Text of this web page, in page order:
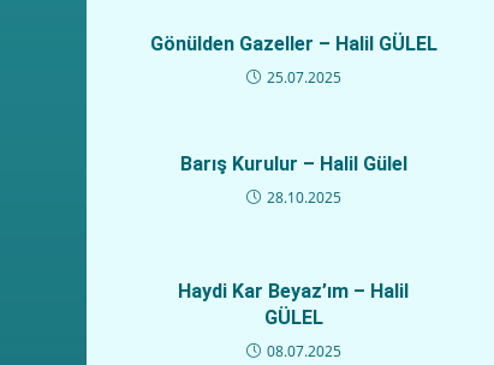
Gönülden Gazeller – Halil GÜLEL
25.07.2025
Barış Kurulur – Halil Gülel
28.10.2025
Haydi Kar Beyaz’ım – Halil
GÜLEL
08.07.2025